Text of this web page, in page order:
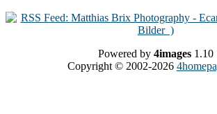
Powered by 4images 1.10
Copyright © 2002-2026